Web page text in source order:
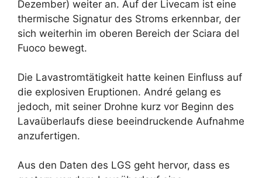
Dezember) weiter an. Auf der Livecam ist eine
thermische Signatur des Stroms erkennbar, der
sich weiterhin im oberen Bereich der Sciara del
Fuoco bewegt.
Die Lavastromtätigkeit hatte keinen Einfluss auf
die explosiven Eruptionen. André gelang es
jedoch, mit seiner Drohne kurz vor Beginn des
Lavaüberlaufs diese beeindruckende Aufnahme
anzufertigen.
Aus den Daten des LGS geht hervor, dass es